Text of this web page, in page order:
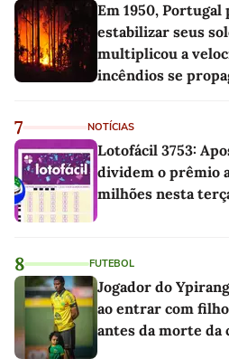
Em 1950,
estabilizar seus
multiplicou a
incêndios se
7 NOTÍCIAS
Lotofácil 3753:
dividem o prêmio
milhões nesta
8 FUTEBOL
Jogador do
ao entrar com
antes da morte da